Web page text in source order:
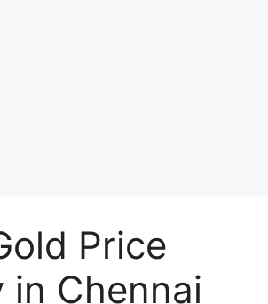
Price
in Chennai